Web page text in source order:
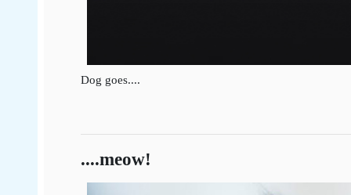
Dog goes....
....meow!